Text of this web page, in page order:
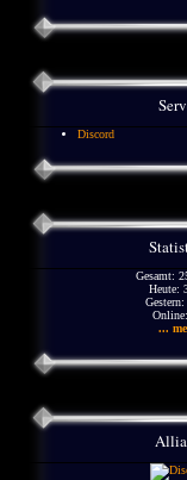
Discord
Gesamt:
Heute:
...